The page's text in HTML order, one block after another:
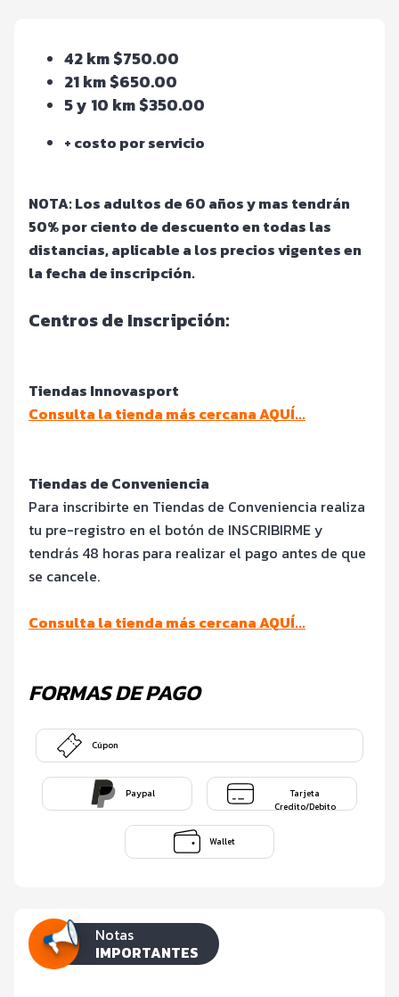
42 km $750.00
21 km $650.00
5 y 10 km $350.00
+ costo por servicio
NOTA: Los adultos de 60 años y mas tendrán
50% por ciento de descuento en todas las
distancias, aplicable a los precios vigentes en
la fecha de inscripción.
Centros de Inscripción:
Tiendas Innovasport
Consulta la tienda más cercana AQUÍ...
Tiendas de Conveniencia
Para inscribirte en Tiendas de Conveniencia realiza
tu pre-registro en el botón de INSCRIBIRME y
tendrás 48 horas para realizar el pago antes de que
se cancele.
Consulta la tienda más cercana AQUÍ...
FORMAS DE PAGO
Cúpon
Paypal
Tarjeta
Credito/Debito
Wallet
Notas
IMPORTANTES